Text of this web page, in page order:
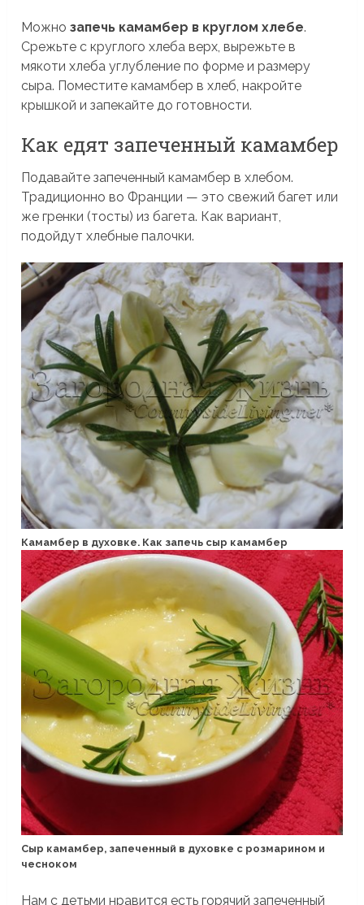
Можнозапечь камамбер в круглом хлебе.
Срежьте с круглого хлеба верх, вырежьте в
мякоти хлеба углубление по форме и размеру
сыра. Поместите камамбер в хлеб, накройте
крышкой и запекайте до готовности.
Как едят запеченный камамбер
Подавайте запеченный камамбер в хлебом.
Традиционно во Франции — это свежий багет или
же гренки (тосты) из багета. Как вариант,
подойдут хлебные палочки.
Камамбер в духовке. Как запечь сыр камамбер
Сыр камамбер, запеченный в духовке с розмарином и
чесноком
Нам с детьми нравится есть горячий запеченный